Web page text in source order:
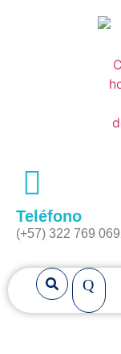
Teléfono
(+57) 322 769